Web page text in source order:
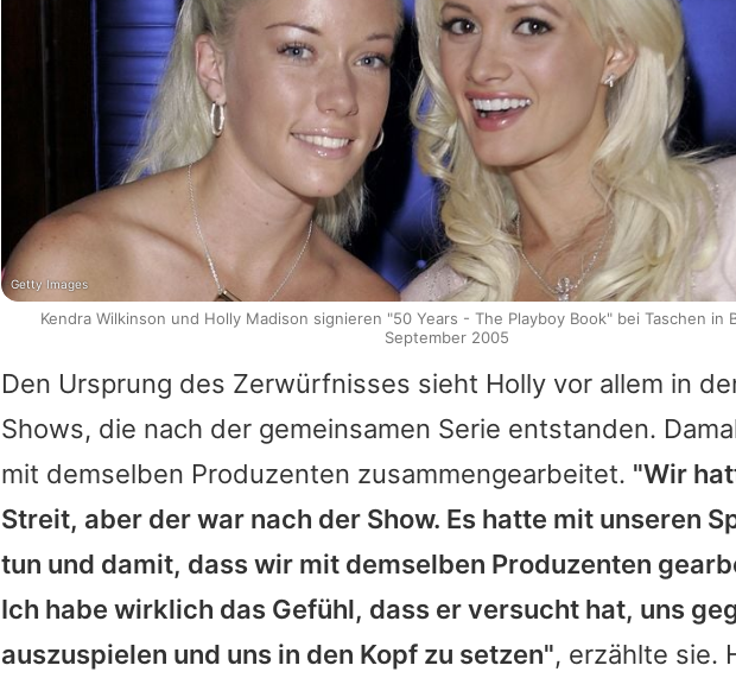
Den Ursprung des Zerwürfnisses sieht Holly vor allem in
Shows, die nach der gemeinsamen Serie entstanden.
mit demselben Produzenten zusammengearbeitet. "Wir
Streit, aber der war nach der Show. Es hatte mit unseren
tun und damit, dass wir mit demselben Produzenten
Ich habe wirklich das Gefühl, dass er versucht hat, uns
auszuspielen und uns in den Kopf zu setzen", erzählte sie.
Getty Images
Kendra Wilkinson und Holly Madison signieren "50 Years - The Playboy Book" bei Taschen in
September 2005